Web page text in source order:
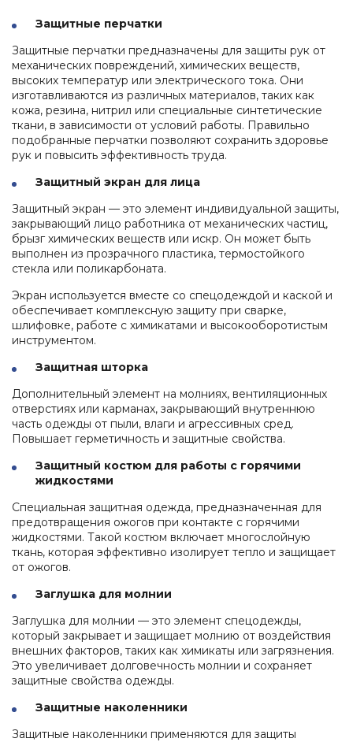
Защитные перчатки
Защитные перчатки предназначены для защиты рук от
механических повреждений, химических веществ,
высоких температур или электрического тока. Они
изготавливаются из различных материалов, таких как
кожа, резина, нитрил или специальные синтетические
ткани, в зависимости от условий работы. Правильно
подобранные перчатки позволяют сохранить здоровье
рук и повысить эффективность труда.
Защитный экран для лица
Защитный экран — это элемент индивидуальной защиты,
закрывающий лицо работника от механических частиц,
брызг химических веществ или искр. Он может быть
выполнен из прозрачного пластика, термостойкого
стекла или поликарбоната.
Экран используется вместе со спецодеждой и каской и
обеспечивает комплексную защиту при сварке,
шлифовке, работе с химикатами и высокооборотистым
инструментом.
Защитная шторка
Дополнительный элемент на молниях, вентиляционных
отверстиях или карманах, закрывающий внутреннюю
часть одежды от пыли, влаги и агрессивных сред.
Повышает герметичность и защитные свойства.
Защитный костюм для работы с горячими
жидкостями
Специальная защитная одежда, предназначенная для
предотвращения ожогов при контакте с горячими
жидкостями. Такой костюм включает многослойную
ткань, которая эффективно изолирует тепло и защищает
от ожогов.
Заглушка для молнии
Заглушка для молнии — это элемент спецодежды,
который закрывает и защищает молнию от воздействия
внешних факторов, таких как химикаты или загрязнения.
Это увеличивает долговечность молнии и сохраняет
защитные свойства одежды.
Защитные наколенники
Защитные наколенники применяются для защиты